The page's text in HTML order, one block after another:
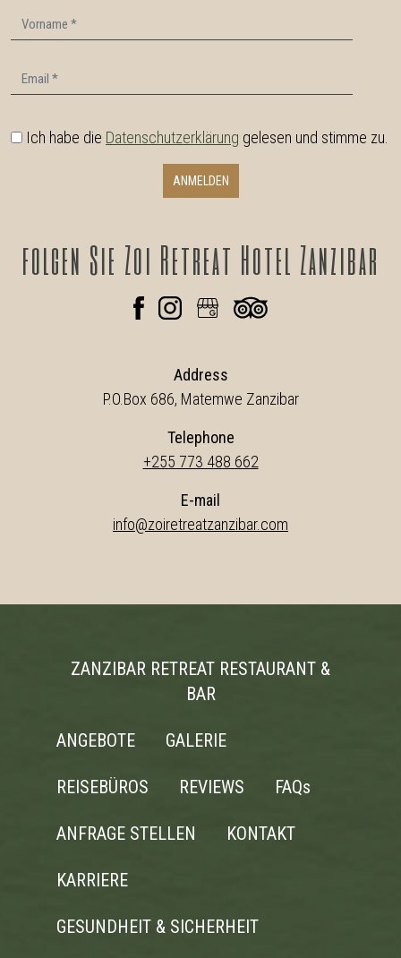
Vorname
Email
Ich habe die Datenschutzerklärung gelesen und stimme zu.
ANMELDEN
folgen Sie Zoi Retreat Hotel Zanzibar
Address
P.O.Box 686, Matemwe Zanzibar
Telephone
+255 773 488 662
E-mail
info@zoiretreatzanzibar.com
ZANZIBAR RETREAT RESTAURANT &
BAR
ANGEBOTE GALERIE
REISEBÜROS REVIEWS FAQs
ANFRAGE STELLEN KONTAKT
KARRIERE
GESUNDHEIT & SICHERHEIT